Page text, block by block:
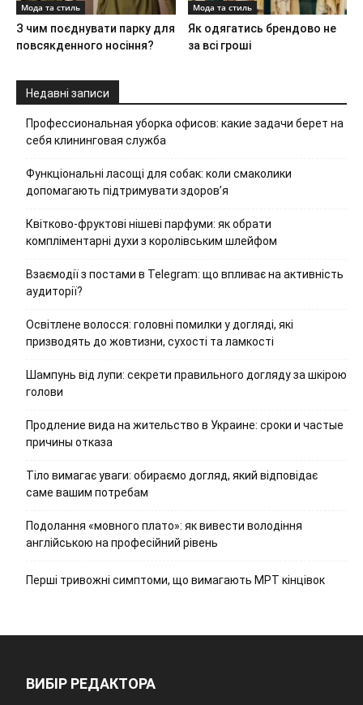
Мода та стиль
З чим поєднувати парку для
повсякденного носіння?
Мода та стиль
Як одягатись брендово не
за всі гроші
Недавні записи
Профессиональная уборка офисов: какие задачи берет на
себя клининговая служба
Функціональні ласощі для собак: коли смаколики
допомагають підтримувати здоров’я
Квітково-фруктові нішеві парфуми: як обрати
компліментарні духи з королівським шлейфом
Взаємодії з постами в Telegram: що впливає на активність
аудиторії?
Освітлене волосся: головні помилки у догляді, які
призводять до жовтизни, сухості та ламкості
Шампунь від лупи: секрети правильного догляду за шкірою
голови
Продление вида на жительство в Украине: сроки и частые
причины отказа
Тіло вимагає уваги: обираємо догляд, який відповідає
саме вашим потребам
Подолання «мовного плато»: як вивести володіння
англійською на професійний рівень
Перші тривожні симптоми, що вимагають МРТ кінцівок
ВИБІР РЕДАКТОРА